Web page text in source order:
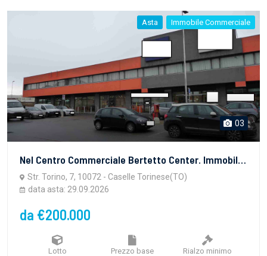
Asta Immobile Commerciale
03
Nel Centro Commerciale Bertetto Center. Immobile ad uso commerciale provvisto di una vetrina, posta all’interno del centro commerciale, con affaccio sull’ingresso comune dello stesso, il quale permette l’accesso al negozio, composto da: • area vendita, area cella frigo, ufficio, cucina, area somministrazione e bagni.
Str. Torino, 7, 10072 - Caselle Torinese(TO)
data asta: 29.09.2026
da €200.000
Lotto Prezzo base Rialzo minimo